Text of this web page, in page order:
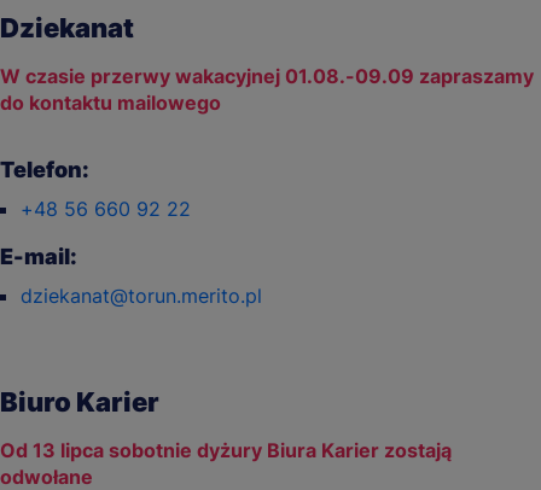
Dziekanat
W czasie przerwy wakacyjnej 01.08.-09.09 zapraszamy
do kontaktu mailowego
Telefon:
+48 56 660 92 22
E-mail:
dziekanat@torun.merito.pl
Biuro Karier
Od 13 lipca sobotnie dyżury Biura Karier zostają
odwołane